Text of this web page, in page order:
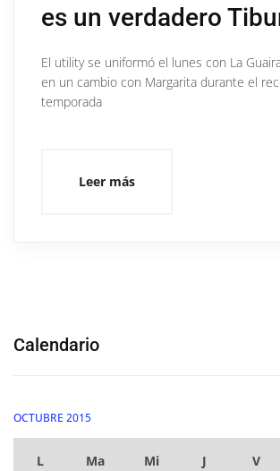
es un verdadero
El utility se uniformó el lunes con La
en un cambio con Margarita durante el
temporada
Leer más
Calendario
OCTUBRE 2015
L Ma Mi J V